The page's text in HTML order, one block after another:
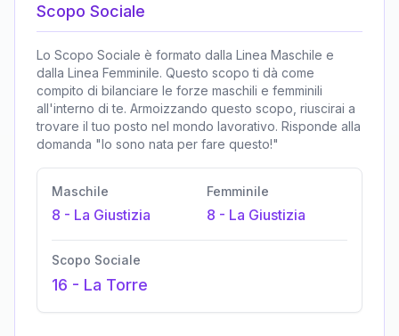
Scopo Sociale
Lo Scopo Sociale è formato dalla Linea Maschile e
dalla Linea Femminile. Questo scopo ti dà come
compito di bilanciare le forze maschili e femminili
all'interno di te. Armoizzando questo scopo, riuscirai a
trovare il tuo posto nel mondo lavorativo. Risponde alla
domanda "Io sono nata per fare questo!"
Maschile
8 - La Giustizia
Femminile
8 - La Giustizia
Scopo Sociale
16 - La Torre